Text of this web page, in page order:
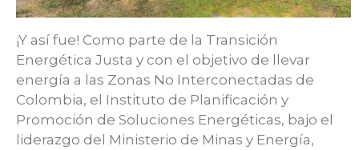
¡Y así fue! Como parte de la Transición
Energética Justa y con el objetivo de llevar
energía a las Zonas No Interconectadas de
Colombia, el Instituto de Planificación y
Promoción de Soluciones Energéticas, bajo el
liderazgo del Ministerio de Minas y Energía,